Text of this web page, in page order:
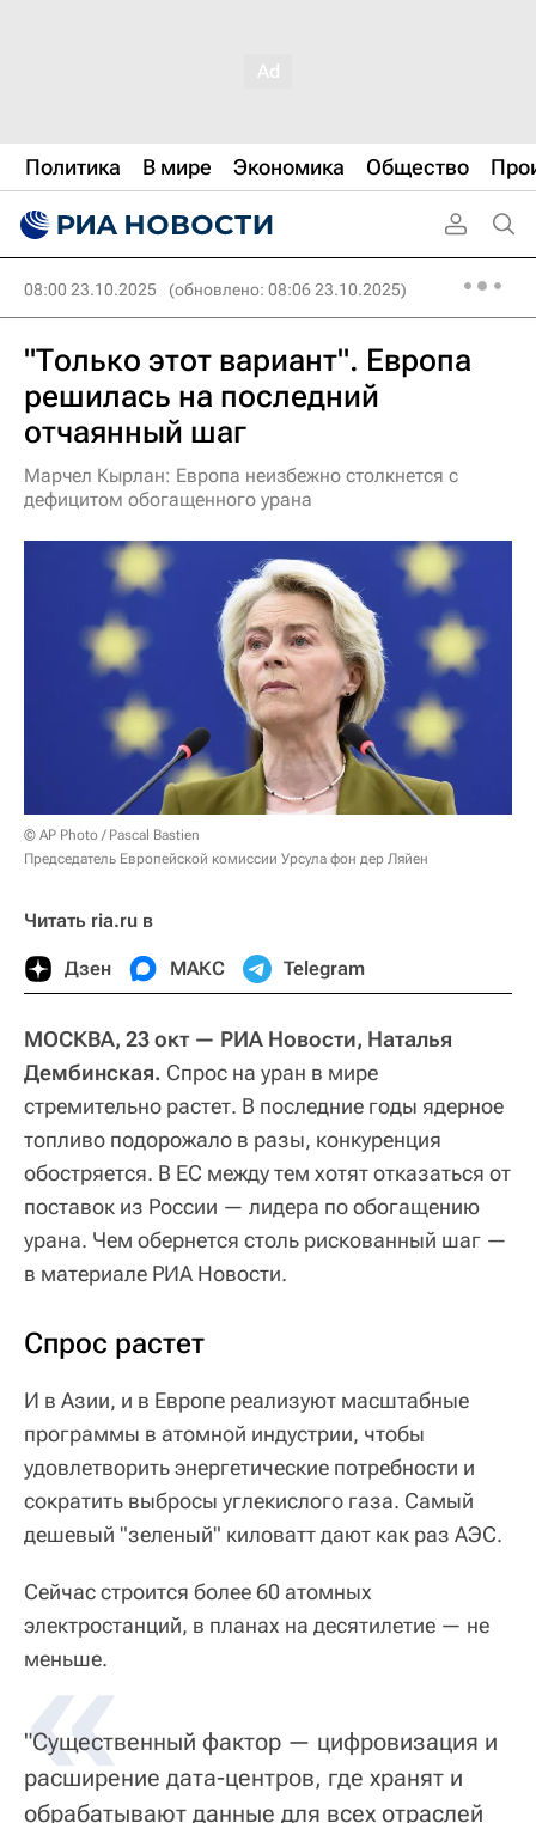
Политика В мире Экономика Общество
08:00 23.10.2025 (обновлено: 08:06 23.10.2025)
"Только этот вариант". Европа
решилась на последний
отчаянный шаг
Марчел Кырлан: Европа неизбежно столкнется с
дефицитом обогащенного урана
© AP Photo / Pascal Bastien
Председатель Европейской комиссии Урсула фон дер Ляйен
Читать ria.ru в
Дзен МАКС Telegram
МОСКВА, 23 окт — РИА Новости, Наталья
Дембинская. Спрос на уран в мире
стремительно растет. В последние годы ядерное
топливо подорожало в разы, конкуренция
обостряется. В ЕС между тем хотят отказаться от
поставок из России — лидера по обогащению
урана. Чем обернется столь рискованный шаг —
в материале РИА Новости.
Спрос растет
И в Азии, и в Европе реализуют масштабные
программы в атомной индустрии, чтобы
удовлетворить энергетические потребности и
сократить выбросы углекислого газа. Самый
дешевый "зеленый" киловатт дают как раз АЭС.
Сейчас строится более 60 атомных
электростанций, в планах на десятилетие — не
меньше.
«
"Существенный фактор — цифровизация и
расширение дата-центров, где хранят и
обрабатывают данные для всех отраслей